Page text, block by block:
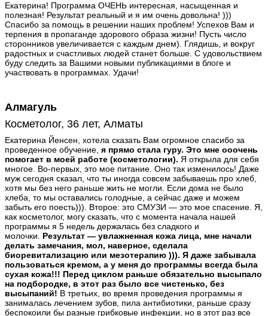
Екатерина! Программа ОЧЕНЬ интересная, насыщенная и
полезная! Результат реальный и я им очень довольна! )))
Спасибо за помощь в решении наших проблем! Успехов Вам и
терпения в пропаганде здорового образа жизни! Пусть число
сторонников увеличивается с каждым днем). Глядишь, и вокруг
радостных и счастливых людей станет больше. С удовольствием
буду следить за Вашими новыми публикациями в блоге и
участвовать в программах. Удачи!
Алмагуль
Косметолог, 36 лет, Алматы
Екатерина Йенсен, хотела сказать Вам огромное спасибо за
проведенное обучение, я прямо стала гуру. Это мне ооочень
помогает в моей работе (косметологии). Я открыла для себя
многое. Во-первых, это мое питание. Оно так изменилось! Даже
муж сегодня сказал, что ты иногда совсем забываешь про хлеб,
хотя мы без него раньше жить не могли. Если дома не было
хлеба, то мы оставались голодные, а сейчас даже и можем
забыть его поесть))). Второе: это СМУЗИ — это мое спасение. Я,
как косметолог, могу сказать, что с момента начала нашей
программы я 5 недель держалась без сладкого и
молочки. Результат — увлажненная кожа лица, мне начали
делать замечания, мол, наверное, сделала
биоревитализацию или мезотерапию ))). Я даже забывала
пользоваться кремом, а у меня до программы всегда была
сухая кожа!!! Перед циклом раньше обязательно высыпало
на подбородке, в этот раз было все чистенько, без
высыпаний! В третьих, во время проведения программы я
занималась лечением зубов, пила антибиотики, раньше сразу
беспокоили бы разные грибковые инфекции, но в этот раз все